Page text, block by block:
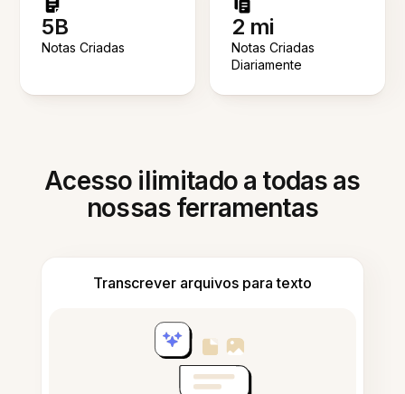
5B
Notas Criadas
2 mi
Notas Criadas
Diariamente
Acesso ilimitado a todas as
nossas ferramentas
Transcrever arquivos para texto